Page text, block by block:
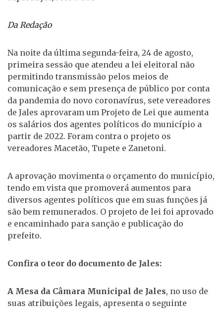
Da Redação
Na noite da última segunda-feira, 24 de agosto,
primeira sessão que atendeu a lei eleitoral não
permitindo transmissão pelos meios de
comunicação e sem presença de público por conta
da pandemia do novo coronavírus, sete vereadores
de Jales aprovaram um Projeto de Lei que aumenta
os salários dos agentes políticos do município a
partir de 2022. Foram contra o projeto os
vereadores Macetão, Tupete e Zanetoni.
A aprovação movimenta o orçamento do município,
tendo em vista que promoverá aumentos para
diversos agentes políticos que em suas funções já
são bem remunerados. O projeto de lei foi aprovado
e encaminhado para sanção e publicação do
prefeito.
Confira o teor do documento de Jales:
A Mesa da Câmara Municipal de Jales, no uso de
suas atribuições legais, apresenta o seguinte